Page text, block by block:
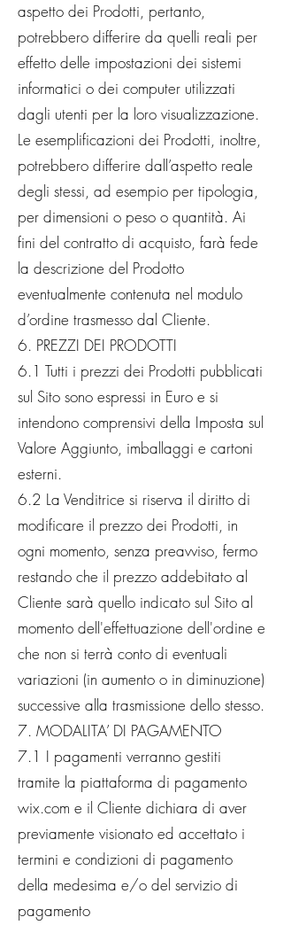
aspetto dei Prodotti, pertanto,
potrebbero differire da quelli reali per
effetto delle impostazioni dei sistemi
informatici o dei computer utilizzati
dagli utenti per la loro visualizzazione.
Le esemplificazioni dei Prodotti, inoltre,
potrebbero differire dall’aspetto reale
degli stessi, ad esempio per tipologia,
per dimensioni o peso o quantità. Ai
fini del contratto di acquisto, farà fede
la descrizione del Prodotto
eventualmente contenuta nel modulo
d’ordine trasmesso dal Cliente.
6. PREZZI DEI PRODOTTI
6.1 Tutti i prezzi dei Prodotti pubblicati
sul Sito sono espressi in Euro e si
intendono comprensivi della Imposta sul
Valore Aggiunto, imballaggi e cartoni
esterni.
6.2 La Venditrice si riserva il diritto di
modificare il prezzo dei Prodotti, in
ogni momento, senza preavviso, fermo
restando che il prezzo addebitato al
Cliente sarà quello indicato sul Sito al
momento dell'effettuazione dell'ordine e
che non si terrà conto di eventuali
variazioni (in aumento o in diminuzione)
successive alla trasmissione dello stesso.
7. MODALITA’ DI PAGAMENTO
7.1 I pagamenti verranno gestiti
tramite la piattaforma di pagamento
wix.com e il Cliente dichiara di aver
previamente visionato ed accettato i
termini e condizioni di pagamento
della medesima e/o del servizio di
pagamento